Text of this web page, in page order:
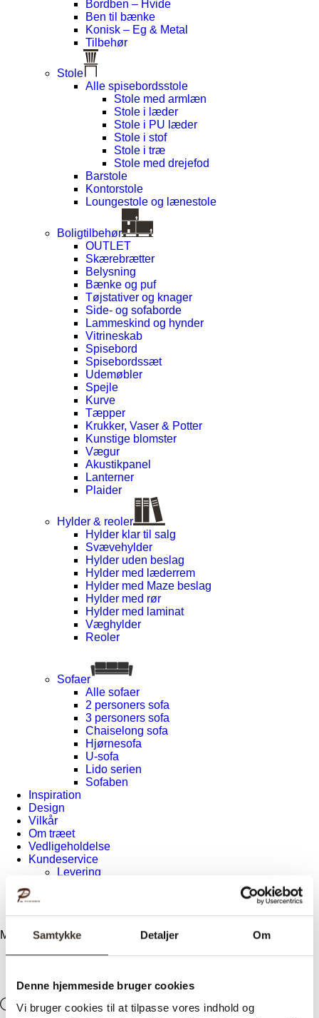
Samtykke Detaljer Om
Denne hjemmeside bruger cookies
Vi bruger cookies til at tilpasse vores indhold og
Bordben – Hvide
Ben til bænke
Konisk – Eg & Metal
Tilbehør
Stole
Alle spisebordsstole
Stole med armlæn
Stole i læder
Stole i PU læder
Stole i stof
Stole i træ
Stole med drejefod
Barstole
Kontorstole
Loungestole og lænestole
Boligtilbehør
OUTLET
Skærebrætter
Belysning
Bænke og puf
Tøjstativer og knager
Side- og sofaborde
Lammeskind og hynder
Vitrineskab
Spisebord
Spisebordssæt
Udemøbler
Spejle
Kurve
Tæpper
Krukker, Vaser & Potter
Kunstige blomster
Vægur
Akustikpanel
Lanterner
Plaider
Hylder & reoler
Hylder klar til salg
Svævehylder
Hylder uden beslag
Hylder med læderrem
Hylder med Maze beslag
Hylder med rør
Hylder med laminat
Væghylder
Reoler
Sofaer
Alle sofaer
2 personers sofa
3 personers sofa
Chaiselong sofa
Hjørnesofa
U-sofa
Lido serien
Sofaben
Inspiration
Design
Vilkår
Om træet
Vedligeholdelse
Kundeservice
Levering
Menu
Søg Konto